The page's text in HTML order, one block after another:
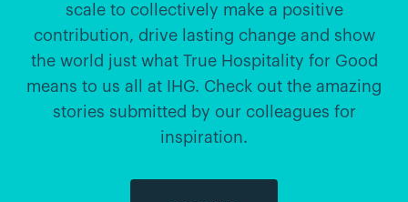
scale to collectively make a positive
contribution, drive lasting change and show
the world just what True Hospitality for Good
means to us all at IHG. Check out the amazing
stories submitted by our colleagues for
inspiration.